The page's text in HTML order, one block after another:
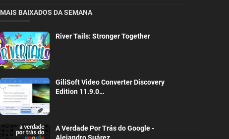
MAIS BAIXADOS DA SEMANA
River Tails: Stronger Together
GiliSoft Video Converter Discovery
Edition 11.9.0…
A Verdade Por Trás do Google -